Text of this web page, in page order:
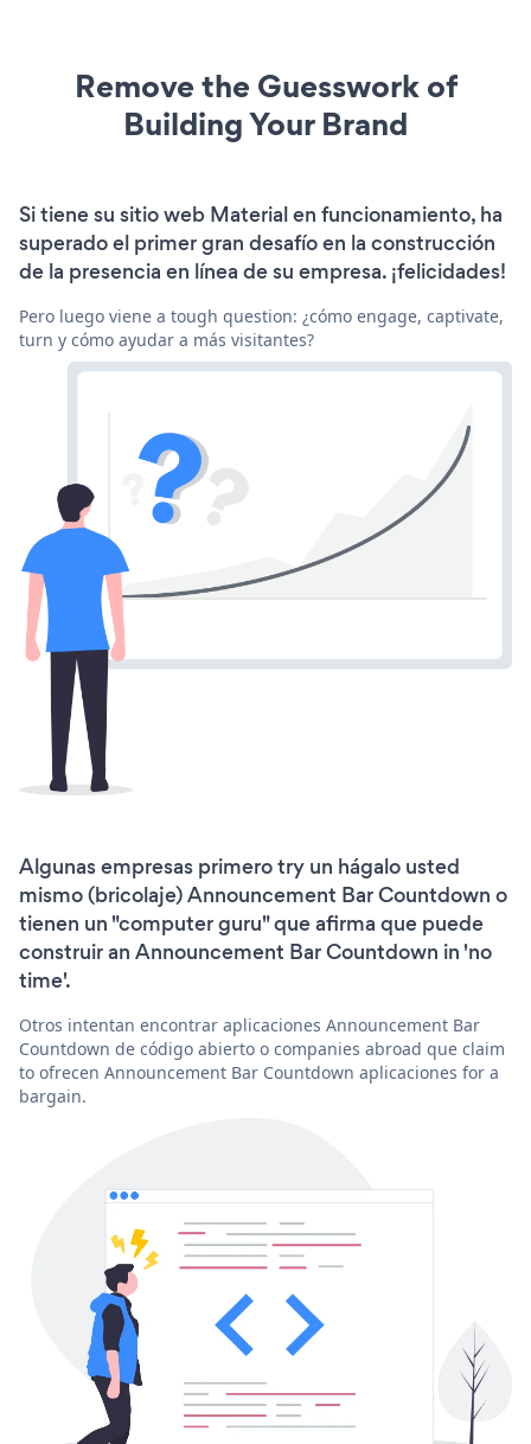
Remove the Guesswork of
Building Your Brand
Si tiene su sitio web Material en funcionamiento, ha
superado el primer gran desafío en la construcción
de la presencia en línea de su empresa. ¡felicidades!
Pero luego viene a tough question: ¿cómo engage, captivate,
turn y cómo ayudar a más visitantes?
Algunas empresas primero try un hágalo usted
mismo (bricolaje) Announcement Bar Countdown o
tienen un "computer guru" que afirma que puede
construir an Announcement Bar Countdown in 'no
time'.
Otros intentan encontrar aplicaciones Announcement Bar
Countdown de código abierto o companies abroad que claim
to ofrecen Announcement Bar Countdown aplicaciones for a
bargain.